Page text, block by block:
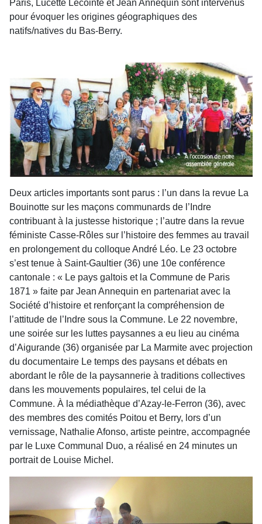
Paris, Lucette Lecointe et Jean Annequin sont intervenus
pour évoquer les origines géographiques des
natifs/natives du Bas-Berry.
Deux articles importants sont parus : l’un dans la revue La
Bouinotte sur les maçons communards de l’Indre
contribuant à la justesse historique ; l’autre dans la revue
féministe Casse-Rôles sur l’histoire des femmes au travail
en prolongement du colloque André Léo. Le 23 octobre
s’est tenue à Saint-Gaultier (36) une 10e conférence
cantonale : « Le pays galtois et la Commune de Paris
1871 » faite par Jean Annequin en partenariat avec la
Société d’histoire et renforçant la compréhension de
l’attitude de l’Indre sous la Commune. Le 22 novembre,
une soirée sur les luttes paysannes a eu lieu au cinéma
d’Aigurande (36) organisée par La Marmite avec projection
du documentaire Le temps des paysans et débats en
abordant le rôle de la paysannerie à traditions collectives
dans les mouvements populaires, tel celui de la
Commune. À la médiathèque d’Azay-le-Ferron (36), avec
des membres des comités Poitou et Berry, lors d’un
vernissage, Nathalie Afonso, artiste peintre, accompagnée
par le Luxe Communal Duo, a réalisé en 24 minutes un
portrait de Louise Michel.